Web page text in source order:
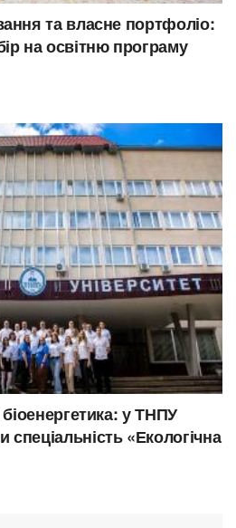
та власне портфоліо:
на освітню програму
біоенергетика: у ТНПУ
«Екологічна